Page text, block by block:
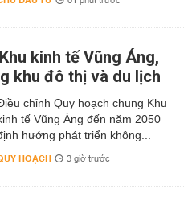
kinh tế Vũng Áng,
khu đô thị và du lịch
chỉnh Quy hoạch chung Khu
tế Vũng Áng đến năm 2050
hướng phát triển không...
HOẠCH 3 giờ trước